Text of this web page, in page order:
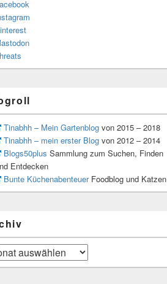
Tinabhh – Mein Gartenblogvon 2015 – 2018
Tinabhh – mein erster Blogvon 2012 – 2014
Blogs50plus Sammlung zum Suchen, Finden
Entdecken
Bunte KüchenabenteuerFoodblog und Katzen